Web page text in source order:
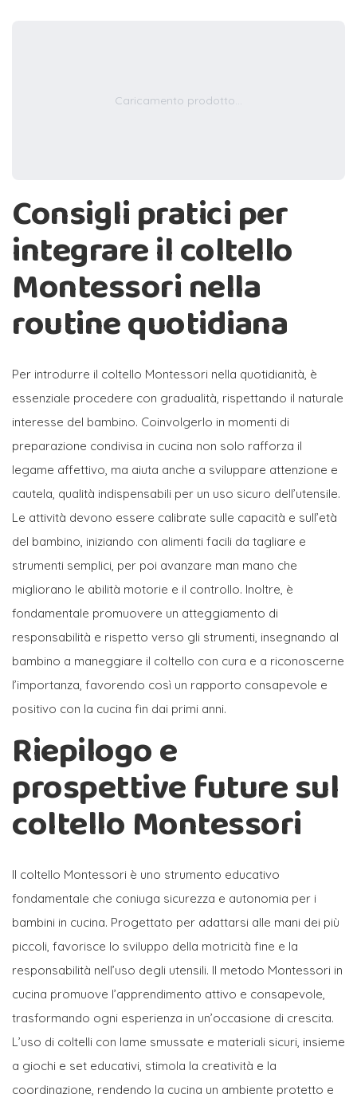
Caricamento prodotto...
Consigli pratici per
integrare il coltello
Montessori nella
routine quotidiana
Per introdurre il coltello Montessori nella quotidianità, è
essenziale procedere con gradualità, rispettando il naturale
interesse del bambino. Coinvolgerlo in momenti di
preparazione condivisa in cucina non solo rafforza il
legame affettivo, ma aiuta anche a sviluppare attenzione e
cautela, qualità indispensabili per un uso sicuro dell’utensile.
Le attività devono essere calibrate sulle capacità e sull’età
del bambino, iniziando con alimenti facili da tagliare e
strumenti semplici, per poi avanzare man mano che
migliorano le abilità motorie e il controllo. Inoltre, è
fondamentale promuovere un atteggiamento di
responsabilità e rispetto verso gli strumenti, insegnando al
bambino a maneggiare il coltello con cura e a riconoscerne
l’importanza, favorendo così un rapporto consapevole e
positivo con la cucina fin dai primi anni.
Riepilogo e
prospettive future sul
coltello Montessori
Il coltello Montessori è uno strumento educativo
fondamentale che coniuga sicurezza e autonomia per i
bambini in cucina. Progettato per adattarsi alle mani dei più
piccoli, favorisce lo sviluppo della motricità fine e la
responsabilità nell’uso degli utensili. Il metodo Montessori in
cucina promuove l’apprendimento attivo e consapevole,
trasformando ogni esperienza in un’occasione di crescita.
L’uso di coltelli con lame smussate e materiali sicuri, insieme
a giochi e set educativi, stimola la creatività e la
coordinazione, rendendo la cucina un ambiente protetto e